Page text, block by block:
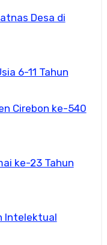
Desa di
6-11 Tahun
Cirebon ke-540
ke-23 Tahun
Intelektual